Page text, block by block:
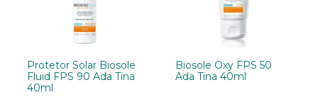
Protetor Solar Biosole
Fluid FPS 90 Ada Tina
40ml
Biosole Oxy FPS 50
Ada Tina 40ml